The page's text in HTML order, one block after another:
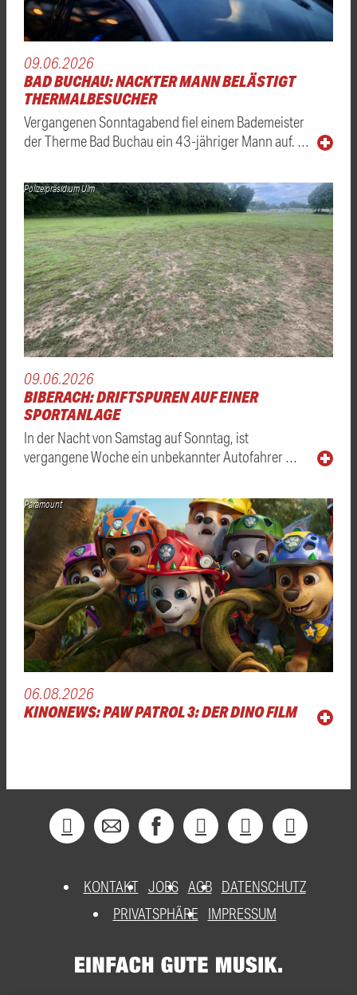
09.06.2026
BAD BUCHAU: NACKTER MANN BELÄSTIGT
THERMALBESUCHER
Vergangenen Sonntagabend fiel einem Bademeister
der Therme Bad Buchau ein 43-jähriger Mann auf. …
Polizeipräsidium Ulm
09.06.2026
BIBERACH: DRIFTSPUREN AUF EINER
SPORTANLAGE
In der Nacht von Samstag auf Sonntag, ist
vergangene Woche ein unbekannter Autofahrer …
Paramount
06.08.2026
KINONEWS: PAW PATROL 3: DER DINO FILM
KONTAKT JOBS AGB DATENSCHUTZ
PRIVATSPHÄRE
IMPRESSUM